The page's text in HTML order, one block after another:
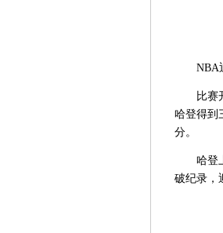
NBA
比赛
哈登得到
分。
哈登
破纪录，